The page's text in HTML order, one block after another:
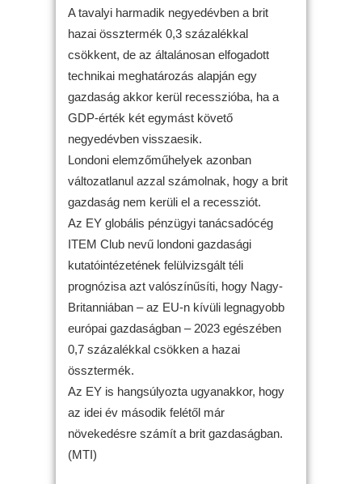
A tavalyi harmadik negyedévben a brit
hazai össztermék 0,3 százalékkal
csökkent, de az általánosan elfogadott
technikai meghatározás alapján egy
gazdaság akkor kerül recesszióba, ha a
GDP-érték két egymást követő
negyedévben visszaesik.
Londoni elemzőműhelyek azonban
változatlanul azzal számolnak, hogy a brit
gazdaság nem kerüli el a recessziót.
Az EY globális pénzügyi tanácsadócég
ITEM Club nevű londoni gazdasági
kutatóintézetének felülvizsgált téli
prognózisa azt valószínűsíti, hogy Nagy-
Britanniában – az EU-n kívüli legnagyobb
európai gazdaságban – 2023 egészében
0,7 százalékkal csökken a hazai
össztermék.
Az EY is hangsúlyozta ugyanakkor, hogy
az idei év második felétől már
növekedésre számít a brit gazdaságban.
(MTI)